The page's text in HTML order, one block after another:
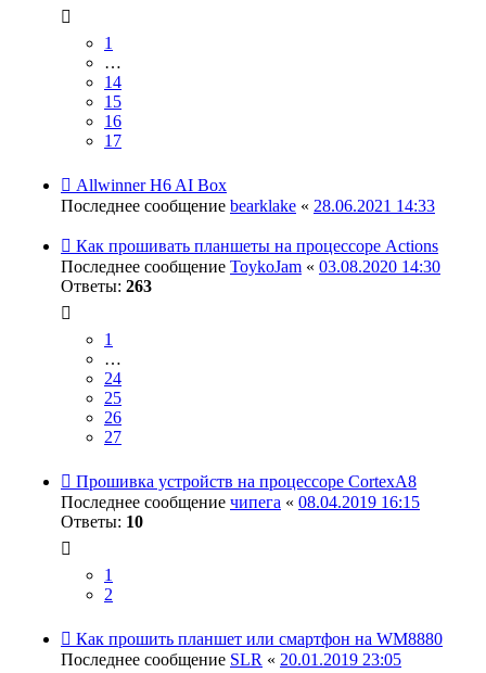
1
…
14
15
16
17
Allwinner H6 AI Box
Последнее сообщение bearklake « 28.06.2021 14:33
Как прошивать планшеты на процессоре Actions
Последнее сообщение ToykoJam « 03.08.2020 14:30
Ответы: 263
1
…
24
25
26
27
Прошивка устройств на процессоре CortexA8
Последнее сообщение чипега « 08.04.2019 16:15
Ответы: 10
1
2
Как прошить планшет или смартфон на WM8880
Последнее сообщение SLR « 20.01.2019 23:05